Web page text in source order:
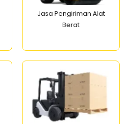
Jasa Pengiriman Alat
Berat